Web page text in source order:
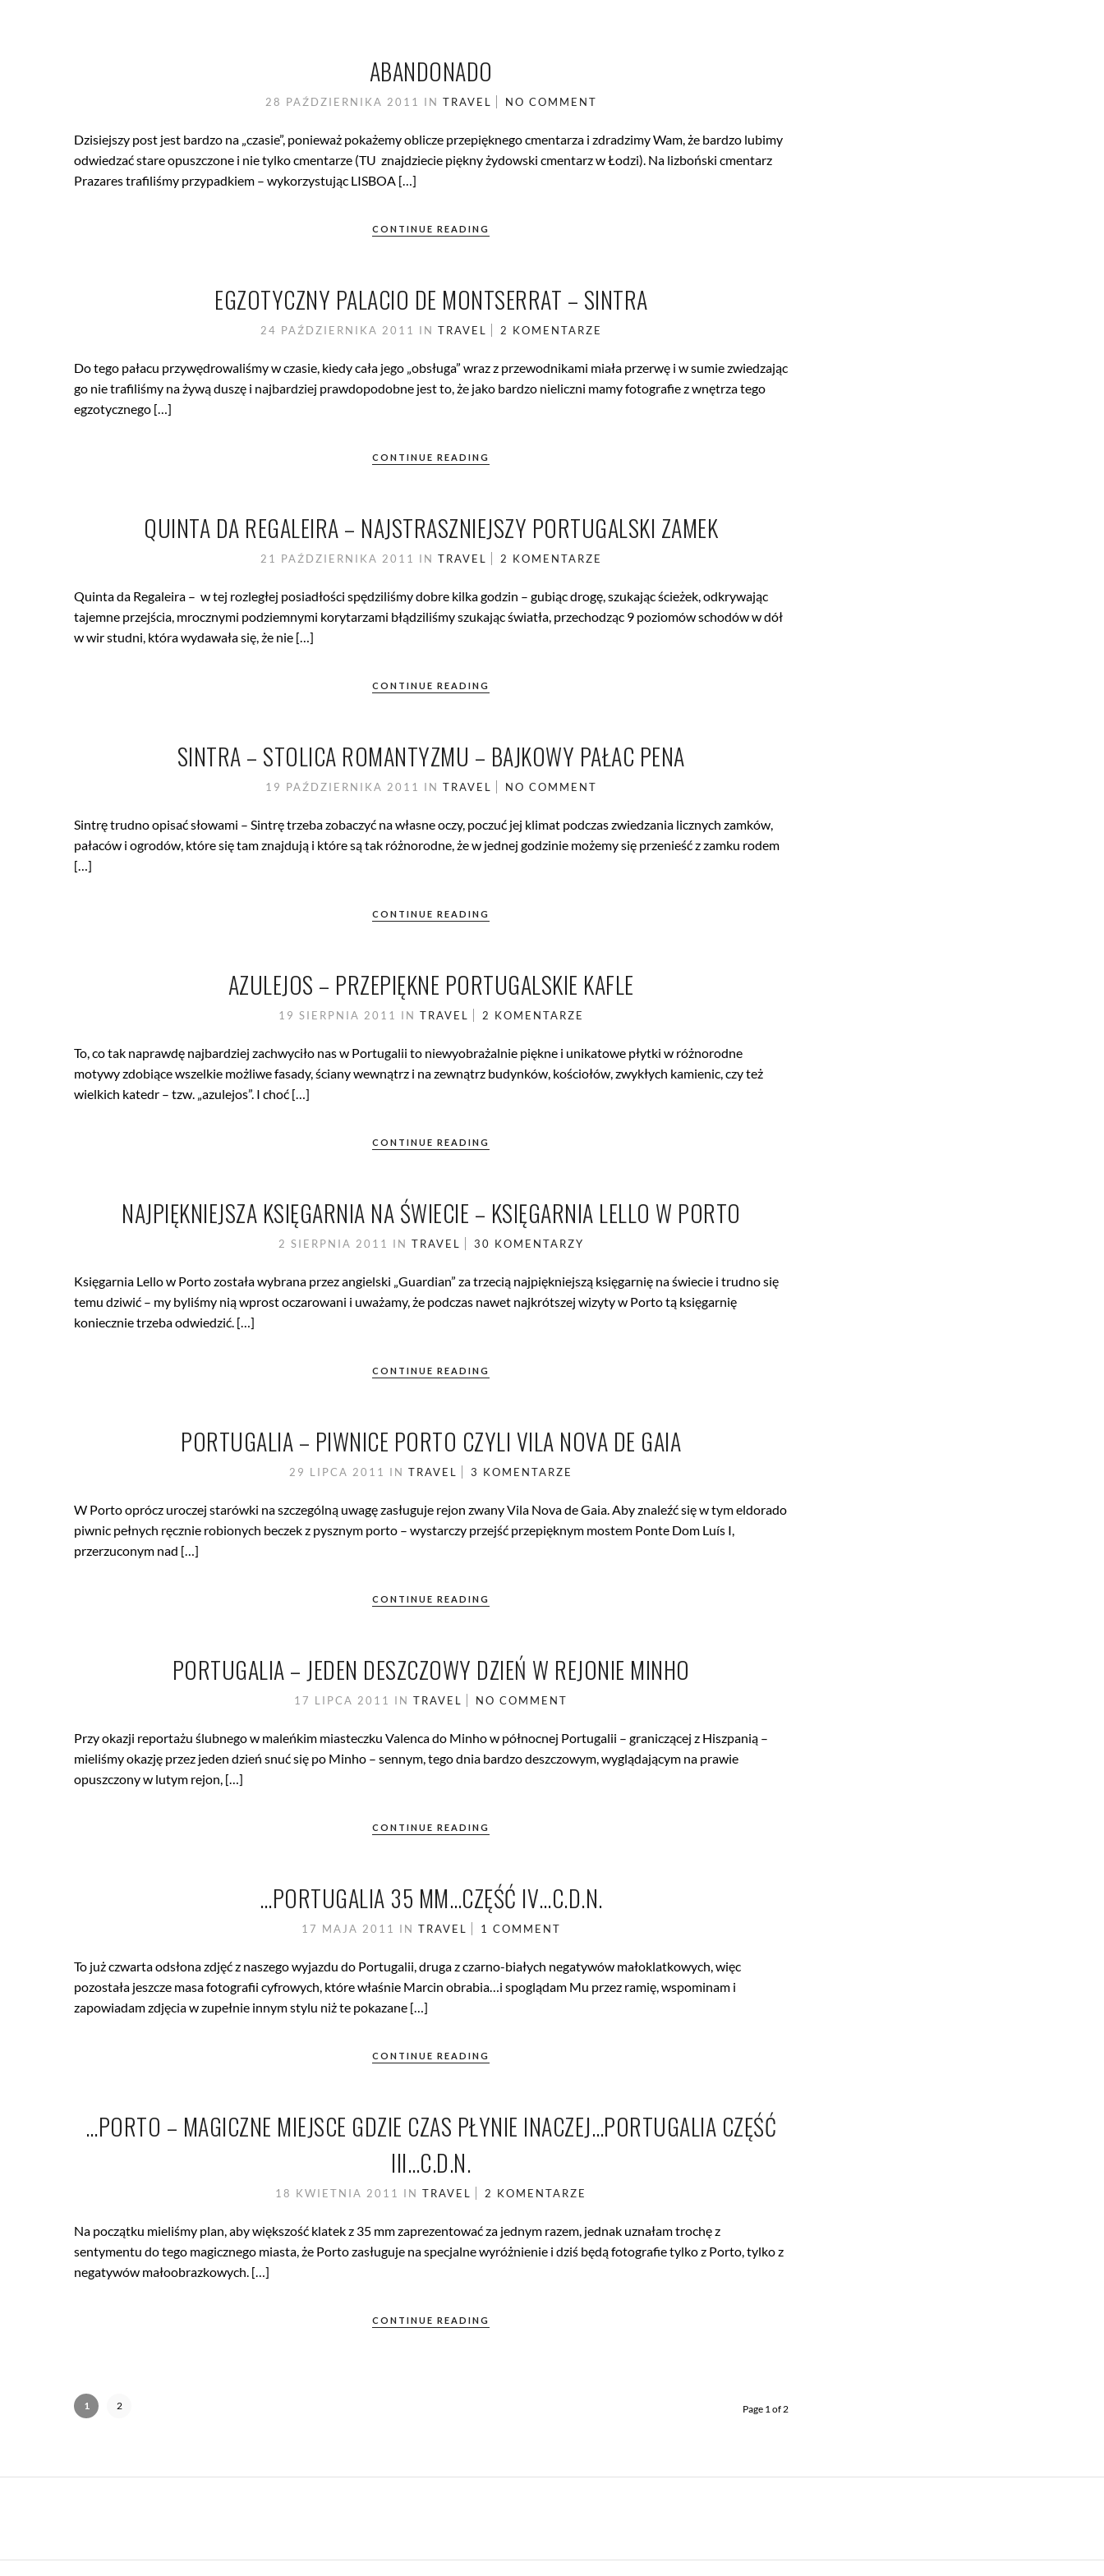
ABANDONADO
28 PAŹDZIERNIKA 2011 IN TRAVEL NO COMMENT
Dzisiejszy post jest bardzo na „czasie”, ponieważ pokażemy oblicze przepięknego cmentarza i zdradzimy Wam, że bardzo lubimy
odwiedzać stare opuszczone i nie tylko cmentarze (TU znajdziecie piękny żydowski cmentarz w Łodzi). Na lizboński cmentarz
Prazares trafiliśmy przypadkiem – wykorzystując LISBOA […]
CONTINUE READING
EGZOTYCZNY PALACIO DE MONTSERRAT – SINTRA
24 PAŹDZIERNIKA 2011 IN TRAVEL 2 KOMENTARZE
Do tego pałacu przywędrowaliśmy w czasie, kiedy cała jego „obsługa” wraz z przewodnikami miała przerwę i w sumie zwiedzając
go nie trafiliśmy na żywą duszę i najbardziej prawdopodobne jest to, że jako bardzo nieliczni mamy fotografie z wnętrza tego
egzotycznego […]
CONTINUE READING
QUINTA DA REGALEIRA – NAJSTRASZNIEJSZY PORTUGALSKI ZAMEK
21 PAŹDZIERNIKA 2011 IN TRAVEL 2 KOMENTARZE
Quinta da Regaleira – w tej rozległej posiadłości spędziliśmy dobre kilka godzin – gubiąc drogę, szukając ścieżek, odkrywając
tajemne przejścia, mrocznymi podziemnymi korytarzami błądziliśmy szukając światła, przechodząc 9 poziomów schodów w dół
w wir studni, która wydawała się, że nie […]
CONTINUE READING
SINTRA – STOLICA ROMANTYZMU – BAJKOWY PAŁAC PENA
19 PAŹDZIERNIKA 2011 IN TRAVEL NO COMMENT
Sintrę trudno opisać słowami – Sintrę trzeba zobaczyć na własne oczy, poczuć jej klimat podczas zwiedzania licznych zamków,
pałaców i ogrodów, które się tam znajdują i które są tak różnorodne, że w jednej godzinie możemy się przenieść z zamku rodem
[…]
CONTINUE READING
AZULEJOS – PRZEPIĘKNE PORTUGALSKIE KAFLE
19 SIERPNIA 2011 IN TRAVEL 2 KOMENTARZE
To, co tak naprawdę najbardziej zachwyciło nas w Portugalii to niewyobrażalnie piękne i unikatowe płytki w różnorodne
motywy zdobiące wszelkie możliwe fasady, ściany wewnątrz i na zewnątrz budynków, kościołów, zwykłych kamienic, czy też
wielkich katedr – tzw. „azulejos”. I choć […]
CONTINUE READING
NAJPIĘKNIEJSZA KSIĘGARNIA NA ŚWIECIE – KSIĘGARNIA LELLO W PORTO
2 SIERPNIA 2011 IN TRAVEL 30 KOMENTARZY
Księgarnia Lello w Porto została wybrana przez angielski „Guardian” za trzecią najpiękniejszą księgarnię na świecie i trudno się
temu dziwić – my byliśmy nią wprost oczarowani i uważamy, że podczas nawet najkrótszej wizyty w Porto tą księgarnię
koniecznie trzeba odwiedzić. […]
CONTINUE READING
PORTUGALIA – PIWNICE PORTO CZYLI VILA NOVA DE GAIA
29 LIPCA 2011 INTRAVEL 3 KOMENTARZE
W Porto oprócz uroczej starówki na szczególną uwagę zasługuje rejon zwany Vila Nova de Gaia. Aby znaleźć się w tym eldorado
piwnic pełnych ręcznie robionych beczek z pysznym porto – wystarczy przejść przepięknym mostem Ponte Dom Luís I,
przerzuconym nad […]
CONTINUE READING
PORTUGALIA – JEDEN DESZCZOWY DZIEŃ W REJONIE MINHO
17 LIPCA 2011 INTRAVEL NO COMMENT
Przy okazji reportażu ślubnego w maleńkim miasteczku Valenca do Minho w północnej Portugalii – graniczącej z Hiszpanią –
mieliśmy okazję przez jeden dzień snuć się po Minho – sennym, tego dnia bardzo deszczowym, wyglądającym na prawie
opuszczony w lutym rejon, […]
CONTINUE READING
…PORTUGALIA 35 MM…CZĘŚĆ IV…C.D.N.
17 MAJA 2011 IN TRAVEL 1 COMMENT
To już czwarta odsłona zdjęć z naszego wyjazdu do Portugalii, druga z czarno-białych negatywów małoklatkowych, więc
pozostała jeszcze masa fotografii cyfrowych, które właśnie Marcin obrabia…i spoglądam Mu przez ramię, wspominam i
zapowiadam zdjęcia w zupełnie innym stylu niż te pokazane […]
CONTINUE READING
…PORTO – MAGICZNE MIEJSCE GDZIE CZAS PŁYNIE INACZEJ…PORTUGALIA CZĘŚĆ
III…C.D.N.
18 KWIETNIA 2011 INTRAVEL 2 KOMENTARZE
Na początku mieliśmy plan, aby większość klatek z 35 mm zaprezentować za jednym razem, jednak uznałam trochę z
sentymentu do tego magicznego miasta, że Porto zasługuje na specjalne wyróżnienie i dziś będą fotografie tylko z Porto, tylko z
negatywów małoobrazkowych. […]
CONTINUE READING
1 2 Page 1 of 2